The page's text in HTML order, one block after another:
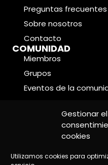
Gestionar el
cookies
Utilizamos cookies para
Preguntas frecuentes
Sobre nosotros
Contacto
COMUNIDAD
Miembros
Grupos
Eventos de la
CONDICIONES
Política de cookies
Política de privacidad
Aviso legal